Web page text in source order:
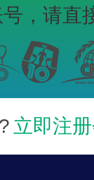
， 请直
立即注